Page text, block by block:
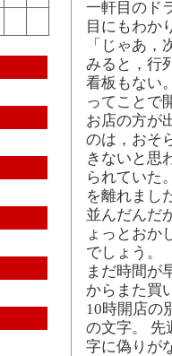
一軒目のド
目にもわか
「じゃあ
みると，行
看板もない
ってことで
お店の方が
のは，おそ
きないと思
られていた
を離れまし
並んだんだ
ょっとおか
でしょう。
まだ時間が
からまた買
10時開店の
の文字。 先
字に偽りが